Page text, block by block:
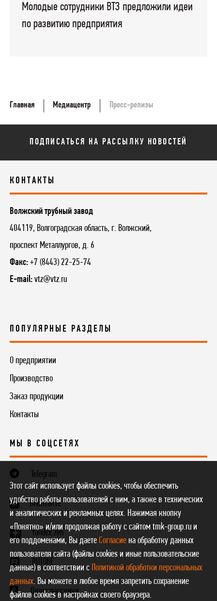
Молодые сотрудники ВТЗ предложили идеи
по развитию предприятия
Главная Медиацентр Пресс-релизы
ПОДПИСАТЬСЯ НА РАССЫЛКУ НОВОСТЕЙ
КОНТАКТЫ
Волжский трубный завод
404119, Волгоградская область, г. Волжский,
проспект Металлургов, д. 6
Факс: +7 (8443) 22-25-74
E-mail: vtz@vtz.ru
ПОПУЛЯРНЫЕ РАЗДЕЛЫ
О предприятии
Производство
Заказ продукции
Контакты
МЫ В СОЦСЕТЯХ
Telegram
ВКонтакте
Yandex.Zen
RUTUBE
Одноклассники
Этот сайт использует файлы cookies, чтобы обеспечить
удобство работы пользователей с ним, а также в технических
и аналитических и рекламных целях. Нажимая кнопку
«Понятно» и/или продолжая работу с сайтом tmk-group.ru и
его поддоменами, Вы даете Согласие на обработку данных
пользователя сайта (файлы cookies и иные пользовательские
данные) в соответствии с Политикой обработки персональных
данных. Вы можете в любое время запретить сохранение
файлов cookies в настройках своего браузера.